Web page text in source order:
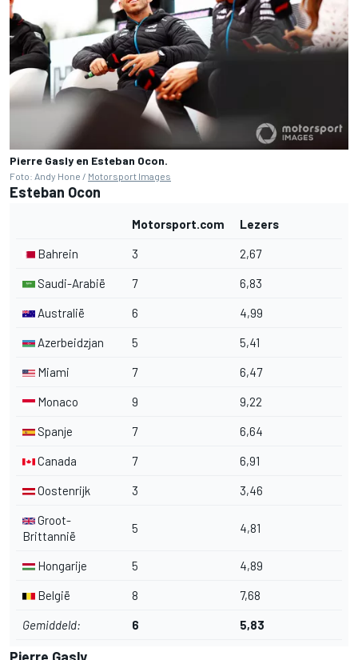
Pierre Gasly en Esteban Ocon.
Foto: Andy Hone / Motorsport Images
Esteban Ocon
Motorsport.com Lezers
Bahrein 3 2,67
Saudi-Arabië 7 6,83
Australië 6 4,99
Azerbeidzjan 5 5,41
Miami 7 6,47
Monaco 9 9,22
Spanje 7 6,64
Canada 7 6,91
Oostenrijk 3 3,46
Groot-
Brittannië
5 4,81
Hongarije 5 4,89
België 8 7,68
Gemiddeld: 6 5,83
Pierre Gasly